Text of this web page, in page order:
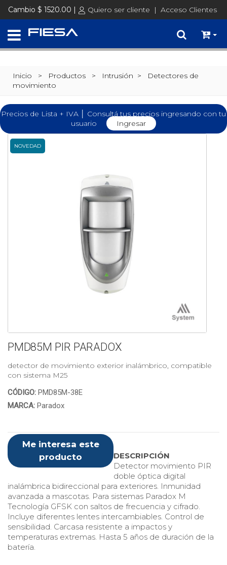
Cambio $ 1520.00 | Quiero ser cliente | Acceso Clientes
Inicio > Productos > Intrusión >
Detectores de
movimiento
Precios de Lista + IVA │ Consultá tus precios ingresando con tu
usuario
Ingresar
NOVEDAD
PMD85M PIR PARADOX
detector de movimiento exterior inalámbrico, compatible
con sistema M25
CÓDIGO: PMD85M-38E
MARCA: Paradox
Me interesa este
producto
DESCRIPCIÓN
Detector movimiento PIR
doble óptica digital
inalámbrica bidireccional para exteriores. Inmunidad
avanzada a mascotas. Para sistemas Paradox M
Tecnología GFSK con saltos de frecuencia y cifrado.
Incluye diferentes lentes intercambiables. Control de
sensibilidad. Carcasa resistente a impactos y
temperaturas extremas. Hasta 5 años de duración de la
batería.